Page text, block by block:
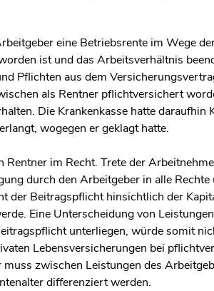
eine Betriebsrente im Wege
ist und das Arbeitsverhältnis
Pflichten aus dem
als Rentner pflichtversichert
Die Krankenkasse hatte daraufhin
wogegen er geklagt hatte.
im Recht. Trete der
durch den Arbeitgeber in alle Rechte
der Beitragspflicht hinsichtlich der
Eine Unterscheidung von
unterliegen, würde somit
Lebensversicherungen bei
zwischen Leistungen des
differenziert werden.